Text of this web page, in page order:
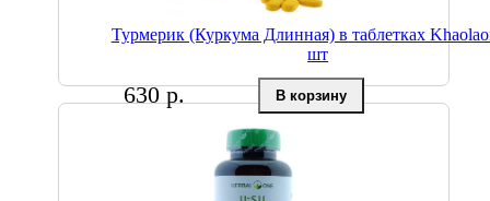
Турмерик (Куркума Длинная) в таблетках
шт
630 р.